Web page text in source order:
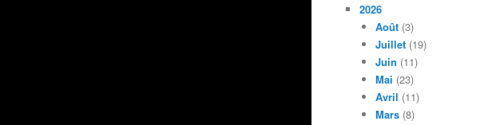
2026
Août (3)
Juillet (19)
Juin (11)
Mai (23)
Avril (11)
Mars (8)